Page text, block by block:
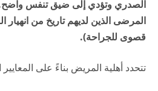
الصدري وتؤدي إلى ضيق تنفس واضح.
المرضى الذين لديهم تاريخ من انهيار
قصوى للجراحة).
تتحدد أهلية المريض بناءً على المعايير